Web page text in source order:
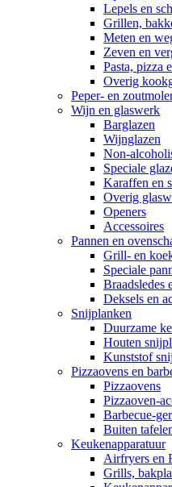
Lepels en
Grillen,
Meten en
Zeven en
Pasta, pizza
Overig
Peper- en
Wijn en glaswerk
Barglazen
Wijnglazen
Non-
Speciale
Karaffen en
Overig
Openers
Accessoires
Pannen en
Grill- en
Speciale
Braadsledes
Deksels en
Snijplanken
Duurzame
Houten
Kunststof
Pizzaovens en
Pizzaovens
Pizzaoven-
Barbecue-
Buiten
Keukenapparatuur
Airfryers en
Grills,